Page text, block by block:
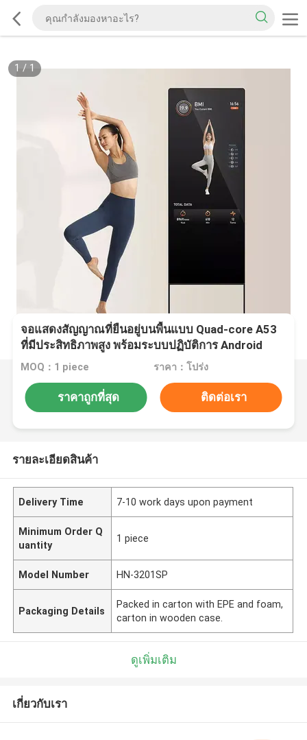
1 / 1
จอแสดงสัญญาณที่ยืนอยู่บนพื้นแบบ Quad-core A53
ที่มีประสิทธิภาพสูง พร้อมระบบปฏิบัติการ Android
MOQ：1 piece ราคา：โปร่ง
ราคาถูกที่สุด ติดต่อเรา
รายละเอียดสินค้า
Delivery Time 7-10 work days upon payment
Minimum Order Q
uantity
1 piece
Model Number HN-3201SP
Packaging Details
Packed in carton with EPE and foam,
carton in wooden case.
ดูเพิ่มเติม
เกี่ยวกับเรา